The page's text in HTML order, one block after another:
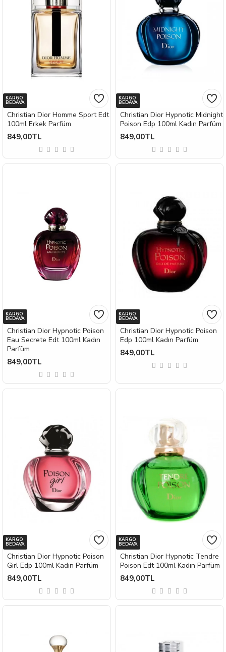
KARGO
BEDAVA
Christian Dior Homme Sport Edt
100ml Erkek Parfüm
849,00TL
KARGO
BEDAVA
Christian Dior Hypnotic Midnight
Poison Edp 100ml Kadın Parfüm
849,00TL
KARGO
BEDAVA
Christian Dior Hypnotic Poison
Eau Secrete Edt 100ml Kadın
Parfüm
849,00TL
KARGO
BEDAVA
Christian Dior Hypnotic Poison
Edp 100ml Kadın Parfüm
849,00TL
KARGO
BEDAVA
Christian Dior Hypnotic Poison
Girl Edp 100ml Kadın Parfüm
849,00TL
KARGO
BEDAVA
Christian Dior Hypnotic Tendre
Poison Edt 100ml Kadın Parfüm
849,00TL